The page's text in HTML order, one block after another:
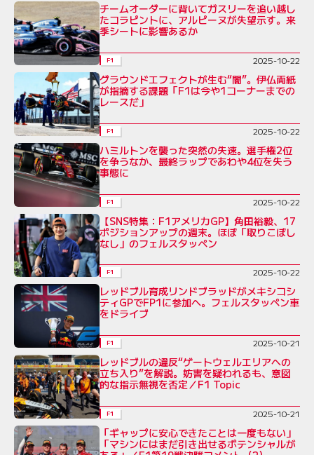
チームオーダーに背いてガスリーを追い越し
たコラピントに、アルピーヌが失望示す。来
季シートに影響あるか
F1 2025-10-22
グラウンドエフェクトが生む“闇”。伊仏両紙
が指摘する課題「F1は今や1コーナーまでの
レースだ」
F1 2025-10-22
ハミルトンを襲った突然の失速。選手権2位
を争うなか、最終ラップであわや4位を失う
事態に
F1 2025-10-22
【SNS特集：F1アメリカGP】角田裕毅、17
ポジションアップの週末。ほぼ「取りこぼし
なし」のフェルスタッペン
F1 2025-10-22
レッドブル育成リンドブラッドがメキシコシ
ティGPでFP1に参加へ。フェルスタッペン車
をドライブ
F1 2025-10-21
レッドブルの違反“ゲートウェルエリアへの
立ち入り”を解説。妨害を疑われるも、意図
的な指示無視を否定／F1 Topic
F1 2025-10-21
「ギャップに安心できたことは一度もない」
「マシンにはまだ引き出せるポテンシャルが